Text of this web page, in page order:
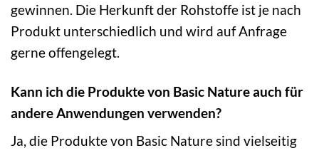
gewinnen. Die Herkunft der Rohstoffe ist je nach
Produkt unterschiedlich und wird auf Anfrage
gerne offengelegt.
Kann ich die Produkte von Basic Nature auch für
andere Anwendungen verwenden?
Ja, die Produkte von Basic Nature sind vielseitig